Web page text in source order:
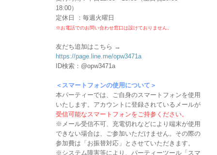
18:00）
定休日 ：毎週火曜日
※お電話でのお問い合わせ窓口は設けておりません。
友だち追加はこちら →
https://page.line.me/opw3471a
ID検索：@opw3471a
＜スマートフォンの使用について＞
本パーティーでは、ご自身のスマートフォンを使用
いたします。アカウントに登録されているメールが
受信可能なスマートフォンをご持参ください。
※メール受信不可、充電切れなどにより端末が使用
できない場合は、ご参加いただけません。その際の
参加費は「お振替対応」とさせていただきます。
※システム障害等により、パーティーツール「スマ